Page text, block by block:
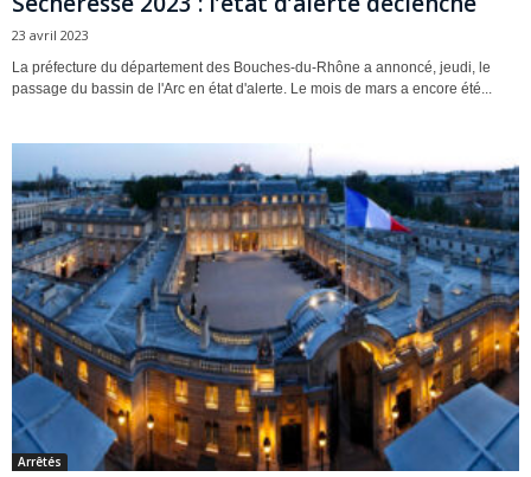
23 avril 2023
La préfecture du département des Bouches-du-Rhône a annoncé, jeudi, le
passage du bassin de l'Arc en état d'alerte. Le mois de mars a encore été...
Arrêtés